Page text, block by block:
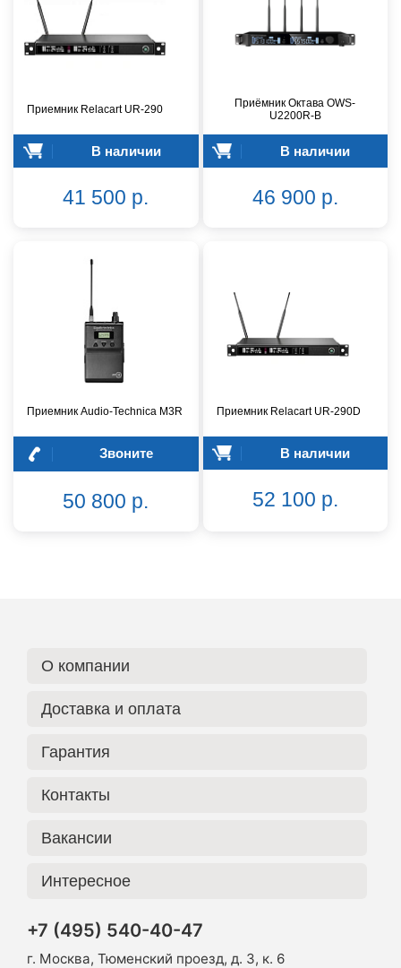
Приемник Relacart UR-290
В наличии
41 500 р.
Приёмник Октава OWS-
U2200R-B
В наличии
46 900 р.
Приемник Audio-Technica M3R
Звоните
50 800 р.
Приемник Relacart UR-290D
В наличии
52 100 р.
О компании
Доставка и оплата
Гарантия
Контакты
Вакансии
Интересное
+7 (495) 540-40-47
г. Москва, Тюменский проезд, д. 3, к. 6